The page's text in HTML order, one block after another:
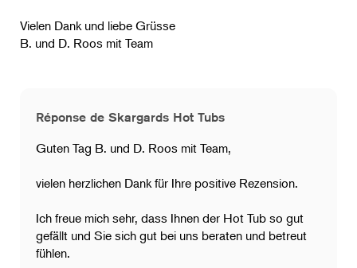
Vielen Dank und liebe Grüsse
B. und D. Roos mit Team
Réponse de Skargards Hot Tubs
Guten Tag B. und D. Roos mit Team,
vielen herzlichen Dank für Ihre positive Rezension.
​Ich freue mich sehr, dass Ihnen der Hot Tub so gut
gefällt und Sie sich gut bei uns beraten und betreut
fühlen.